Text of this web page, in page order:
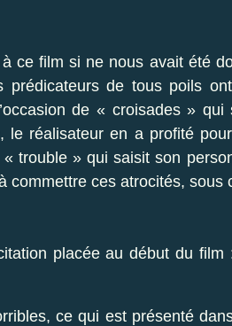
à ce film si ne nous avait été
de tous poils
de « croisades »
le réalisateur en a profité
« trouble » qui saisit son
commettre ces atrocités, sous
placée au début du film
ce qui est présenté